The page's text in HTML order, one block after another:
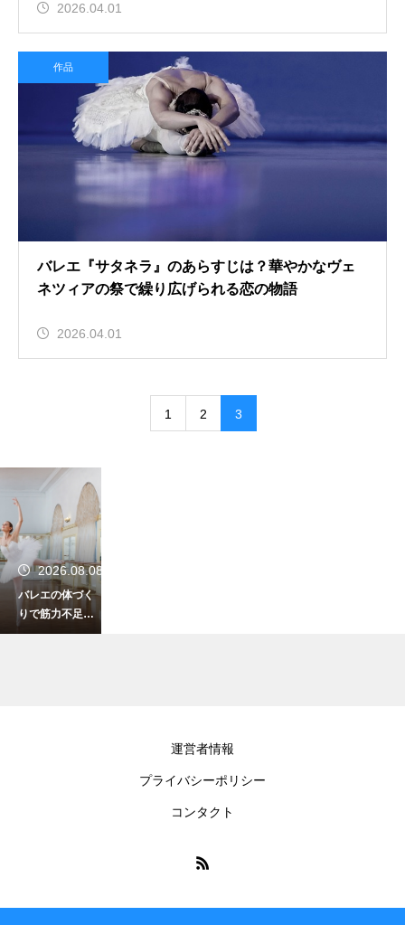
2026.04.01
作品
バレエ『サタネラ』のあらすじは？華やかなヴェ
ネツィアの祭で繰り広げられる恋の物語
2026.04.01
1 2 3
2026.08.08
バレエの体づく
りで筋力不足を
解消する対策！
運営者情報
プライバシーポリシー
コンタクト